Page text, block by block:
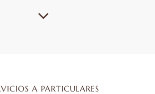
A PARTICULARES